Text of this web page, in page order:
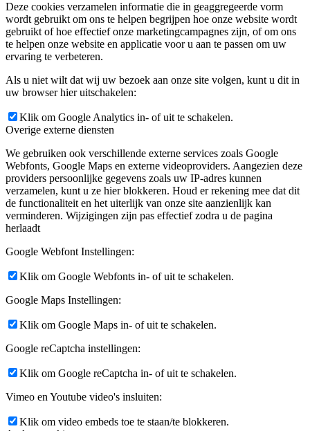
Deze cookies verzamelen informatie die in geaggregeerde vorm
wordt gebruikt om ons te helpen begrijpen hoe onze website wordt
gebruikt of hoe effectief onze marketingcampagnes zijn, of om ons
te helpen onze website en applicatie voor u aan te passen om uw
ervaring te verbeteren.
Als u niet wilt dat wij uw bezoek aan onze site volgen, kunt u dit in
uw browser hier uitschakelen:
Klik om Google Analytics in- of uit te schakelen.
Overige externe diensten
We gebruiken ook verschillende externe services zoals Google
Webfonts, Google Maps en externe videoproviders. Aangezien deze
providers persoonlijke gegevens zoals uw IP-adres kunnen
verzamelen, kunt u ze hier blokkeren. Houd er rekening mee dat dit
de functionaliteit en het uiterlijk van onze site aanzienlijk kan
verminderen. Wijzigingen zijn pas effectief zodra u de pagina
herlaadt
Google Webfont Instellingen:
Klik om Google Webfonts in- of uit te schakelen.
Google Maps Instellingen:
Klik om Google Maps in- of uit te schakelen.
Google reCaptcha instellingen:
Klik om Google reCaptcha in- of uit te schakelen.
Vimeo en Youtube video's insluiten:
Klik om video embeds toe te staan/te blokkeren.